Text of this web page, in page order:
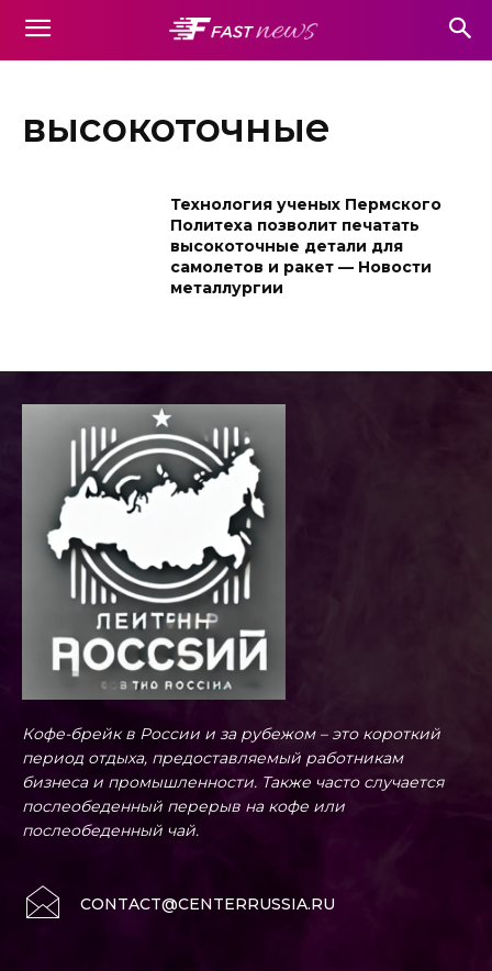
высокоточные
Технология ученых Пермского
Политеха позволит печатать
высокоточные детали для
самолетов и ракет — Новости
металлургии
Кофе-брейк в России и за рубежом – это короткий
период отдыха, предоставляемый работникам
бизнеса и промышленности. Также часто случается
послеобеденный перерыв на кофе или
послеобеденный чай.
CONTACT@CENTERRUSSIA.RU